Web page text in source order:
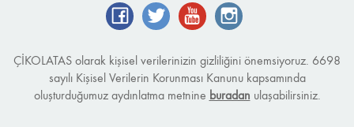
ÇİKOLATAS olarak kişisel verilerinizin gizliliğini önemsiyoruz. 6698
sayılı Kişisel Verilerin Korunması Kanunu kapsamında
oluşturduğumuz aydınlatma metnine buradan ulaşabilirsiniz.